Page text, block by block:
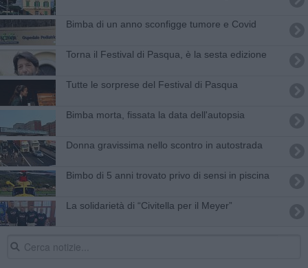
​Bimba di un anno sconfigge tumore e Covid
Torna il Festival di Pasqua, è la sesta edizione
Tutte le sorprese del Festival di Pasqua
Bimba morta, fissata la data dell'autopsia
Donna gravissima nello scontro in autostrada
Bimbo di 5 anni trovato privo di sensi in piscina
La solidarietà di ​“Civitella per il Meyer”